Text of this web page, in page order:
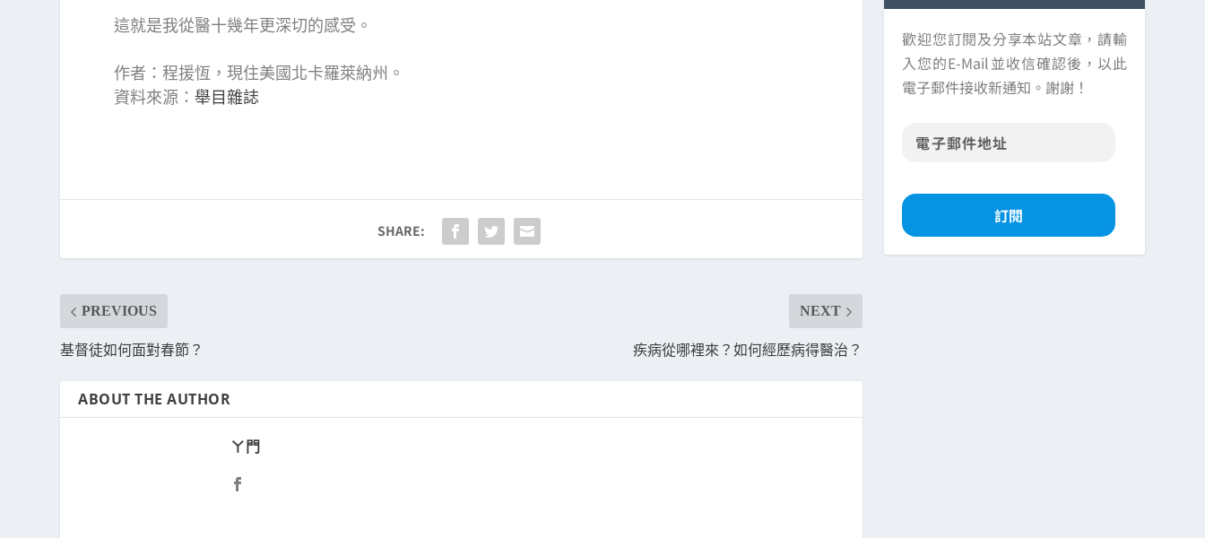
這就是我從醫十幾年更深切的感受。
作者：程援恆，現住美國北卡羅萊納州。
資料來源： 舉目雜誌
SHARE:
PREVIOUS
基督徒如何面對春節？
NEXT
疾病從哪裡來？如何經歷病得醫治？
ABOUT THE AUTHOR
ㄚ門
歡迎您訂閱及分享本站文章，請輸
入您的E-Mail並收信確認後，以此
電子郵件接收新通知。謝謝！
訂閱